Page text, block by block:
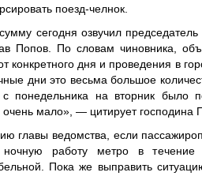
поезд-челнок.
сегодня озвучил
Попов. По словам чиновника,
конкретного дня и проведения в
дни это весьма большое
понедельника на вторник было
очень мало», — цитирует господина
главы ведомства, если
ночную работу метро в
Пока же выправить